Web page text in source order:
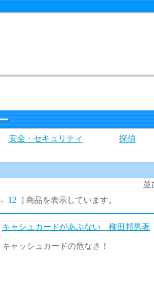
安全・セキュリティ 探偵
並
- 12 ] 商品を表示しています。
キャシュカードがあぶない 柳田邦男著
キャッシュカードの危なさ！